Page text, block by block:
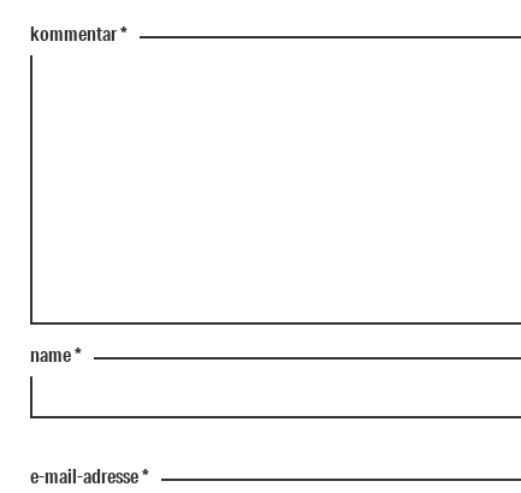
kommentar*
name*
e-mail-adresse*